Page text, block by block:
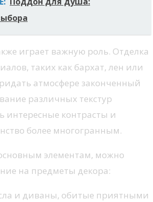
играет важную роль. Отделка
таких как бархат, лен или
атмосфере законченный
различных текстур
интересные контрасты и
более многогранным.
элементам, можно
на предметы декора:
и диваны, обитые приятными